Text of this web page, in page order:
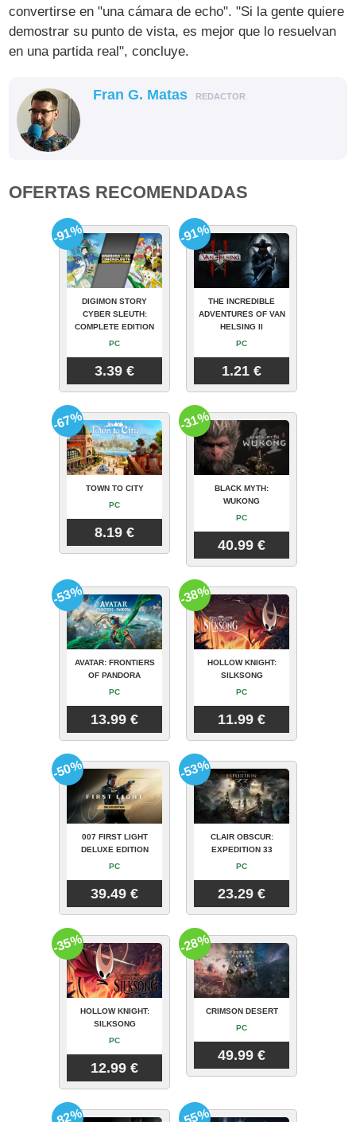
convertirse en "una cámara de echo". "Si la gente quiere
demostrar su punto de vista, es mejor que lo resuelvan
en una partida real", concluye.
Fran G. Matas REDACTOR
OFERTAS RECOMENDADAS
DIGIMON STORY
CYBER SLEUTH:
COMPLETE EDITION
PC
3.39 €
-91%
THE INCREDIBLE
ADVENTURES OF VAN
HELSING II
PC
1.21 €
-91%
TOWN TO CITY
PC
8.19 €
-67%
BLACK MYTH:
WUKONG
PC
40.99 €
-31%
AVATAR: FRONTIERS
OF PANDORA
PC
13.99 €
-53%
HOLLOW KNIGHT:
SILKSONG
PC
11.99 €
-38%
007 FIRST LIGHT
DELUXE EDITION
PC
39.49 €
-50%
CLAIR OBSCUR:
EXPEDITION 33
PC
23.29 €
-53%
HOLLOW KNIGHT:
SILKSONG
PC
12.99 €
-35%
CRIMSON DESERT
PC
49.99 €
-28%